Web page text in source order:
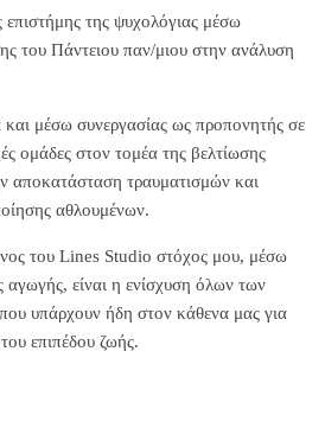
της ψυχολόγιας μέσω
του Πάντειου παν/μιου στην ανάλυση
μέσω συνεργασίας ως προπονητής σε
ομάδες στον τομέα της βελτίωσης
αποκατάσταση τραυματισμών και
αθλουμένων.
του Lines Studio στόχος μου, μέσω
αγωγής, είναι η ενίσχυση όλων των
υπάρχουν ήδη στον κάθενα μας για
επιπέδου ζωής.